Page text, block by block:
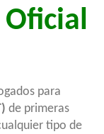
Oficial
para
de primeras
tipo de